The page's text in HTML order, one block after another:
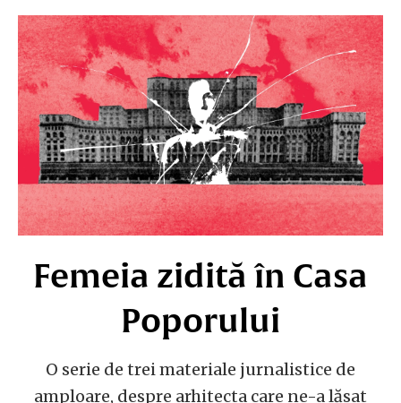
Femeia zidită în Casa
Poporului
O serie de trei materiale jurnalistice de
amploare, despre arhitecta care ne-a lăsat